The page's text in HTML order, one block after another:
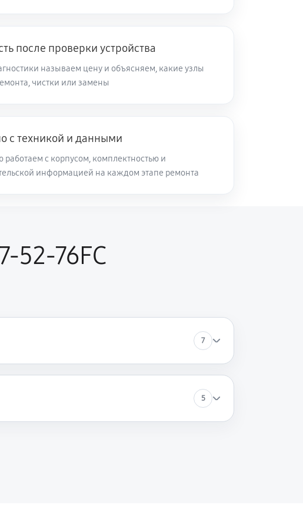
60 минут Заказать
Заказать
после проверки устройства
называем цену и объясняем, какие узлы
чистки или замены
с техникой и данными
работаем с корпусом, комплектностью и
информацией на каждом этапе ремонта
52-76FC
7
5